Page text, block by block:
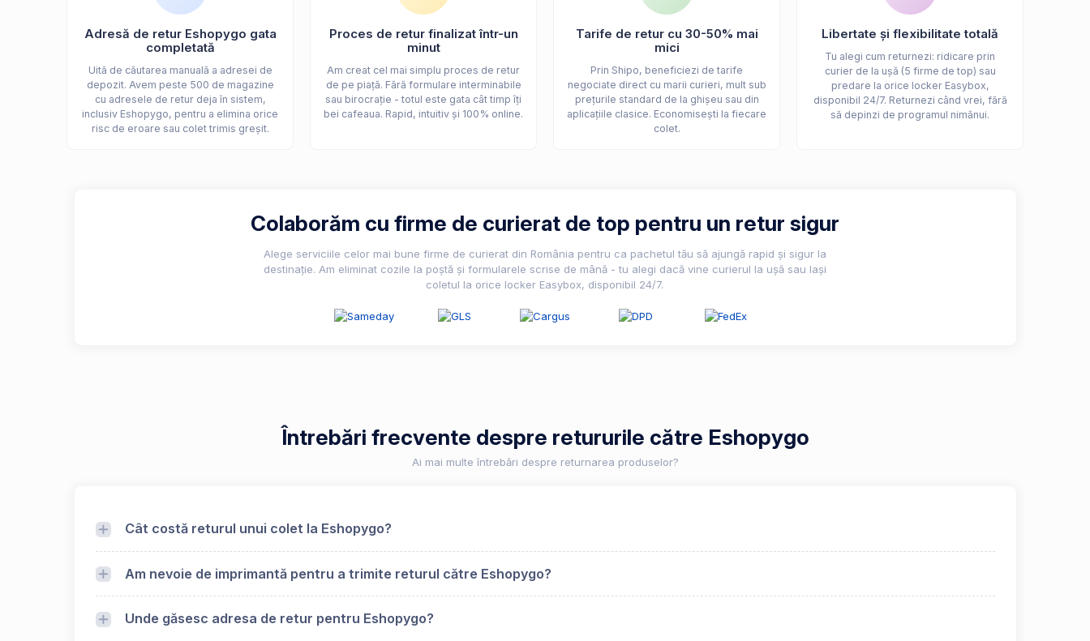
Adresă de retur Eshopygo gata
completată
Uită de căutarea manuală a adresei de
depozit. Avem peste 500 de magazine
cu adresele de retur deja în sistem,
inclusiv Eshopygo, pentru a elimina orice
risc de eroare sau colet trimis greșit.
Proces de retur finalizat într-un
minut
Am creat cel mai simplu proces de retur
de pe piață. Fără formulare interminabile
sau birocrație - totul este gata cât timp îți
bei cafeaua. Rapid, intuitiv și 100% online.
Tarife de retur cu 30-50% mai
mici
Prin Shipo, beneficiezi de tarife
negociate direct cu marii curieri, mult sub
prețurile standard de la ghișeu sau din
aplicațiile clasice. Economisești la fiecare
colet.
Libertate și flexibilitate totală
Tu alegi cum returnezi: ridicare prin
curier de la ușă (5 firme de top) sau
predare la orice locker Easybox,
disponibil 24/7. Returnezi când vrei, fără
să depinzi de programul nimănui.
Colaborăm cu firme de curierat de top pentru un retur sigur
Alege serviciile celor mai bune firme de curierat din România pentru ca pachetul tău să ajungă rapid și sigur la
destinație. Am eliminat cozile la poștă și formularele scrise de mână - tu alegi dacă vine curierul la ușă sau lași
coletul la orice locker Easybox, disponibil 24/7.
Întrebări frecvente despre retururile către Eshopygo
Ai mai multe întrebări despre returnarea produselor?
Cât costă returul unui colet la Eshopygo?
Am nevoie de imprimantă pentru a trimite returul către Eshopygo?
Unde găsesc adresa de retur pentru Eshopygo?